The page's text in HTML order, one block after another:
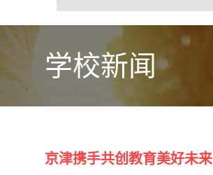
学校新闻
京津携手共创教育美好未来